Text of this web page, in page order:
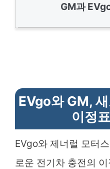
GM과
EVgo와 GM,
이정
EVgo와 제너럴 모터
로운 전기차 충전의